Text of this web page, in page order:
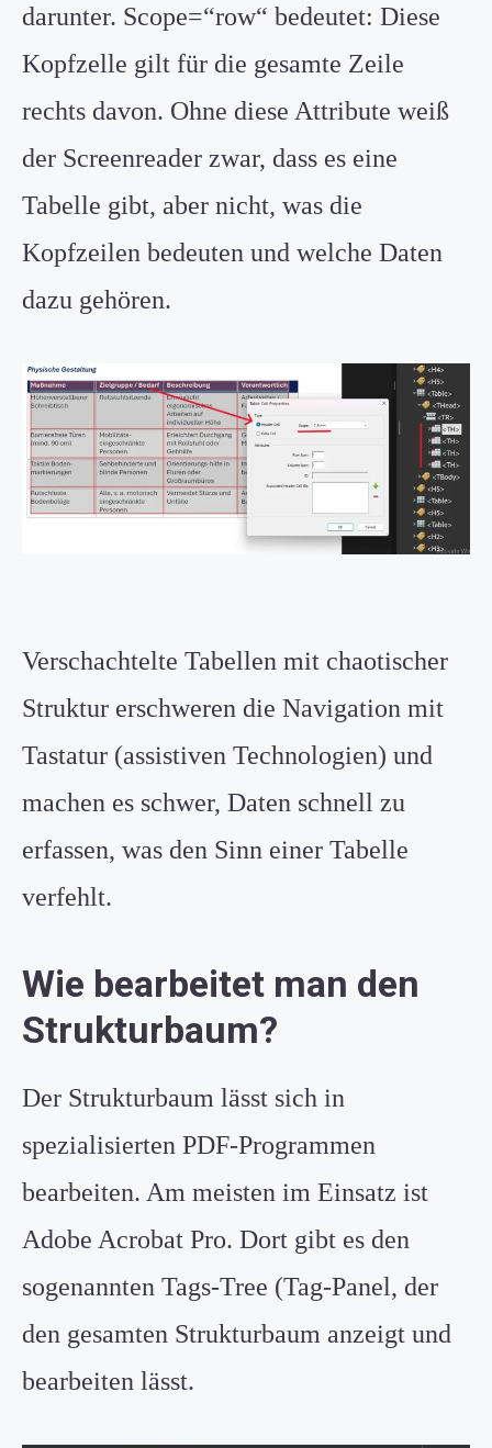
darunter. Scope=“row“ bedeutet: Diese
Kopfzelle gilt für die gesamte Zeile
rechts davon. Ohne diese Attribute weiß
der Screenreader zwar, dass es eine
Tabelle gibt, aber nicht, was die
Kopfzeilen bedeuten und welche Daten
dazu gehören.
Verschachtelte Tabellen mit chaotischer
Struktur erschweren die Navigation mit
Tastatur (assistiven Technologien) und
machen es schwer, Daten schnell zu
erfassen, was den Sinn einer Tabelle
verfehlt.
Wie bearbeitet man den
Strukturbaum?
Der Strukturbaum lässt sich in
spezialisierten PDF-Programmen
bearbeiten. Am meisten im Einsatz ist
Adobe Acrobat Pro. Dort gibt es den
sogenannten Tags-Tree (Tag-Panel, der
den gesamten Strukturbaum anzeigt und
bearbeiten lässt.